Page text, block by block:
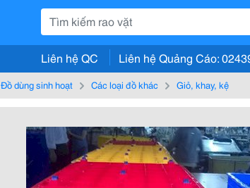
Liên hệ QC Liên hệ Quảng Cáo:
Đồ dùng sinh hoạt Các loại đồ khác Giỏ, khay, kệ